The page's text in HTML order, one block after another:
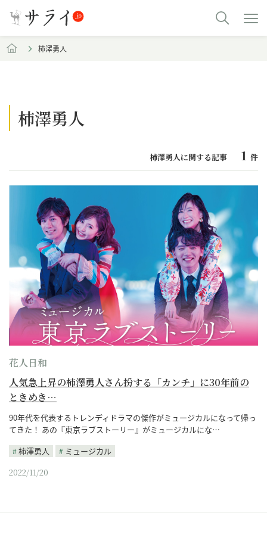
柿澤勇人
柿澤勇人
柿澤勇人に関する記事 1 件
花人日和
人気急上昇の柿澤勇人さん扮する「カンチ」に30年前の
ときめき…
90年代を代表するトレンディドラマの傑作がミュージカルになって帰っ
てきた！ あの『東京ラブストーリー』がミュージカルにな…
柿澤勇人
ミュージカル
2022/11/20